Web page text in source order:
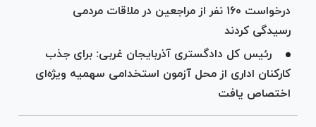
درخواست ۱۶۰ نفر از مراجعین در ملاقات مردمی
رسیدگی کردند
رئیس کل دادگستری آذربایجان غربی: برای جذب
کارکنان اداری از محل آزمون استخدامی سهمیه ویژه‌ای
اختصاص یافت